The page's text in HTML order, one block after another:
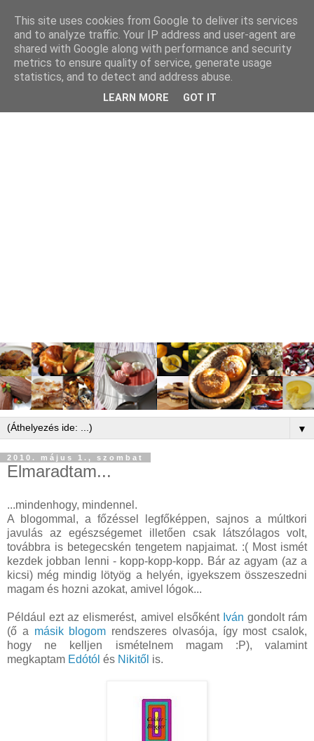
▼
2010. május 1., szombat
Elmaradtam...
...mindenhogy, mindennel.
A blogommal, a főzéssel legfőképpen, sajnos a múltkori
javulás az egészségemet illetően csak látszólagos volt,
továbbra is betegecskén tengetem napjaimat. :( Most ismét
kezdek jobban lenni - kopp-kopp-kopp. Bár az agyam (az a
kicsi) még mindig lötyög a helyén, igyekszem összeszedni
magam és hozni azokat, amivel lógok...
Például ezt az elismerést, amivel elsőként Iván gondolt rám
(ő a másik blogom rendszeres olvasója, így most csalok,
hogy ne kelljen ismételnem magam :P), valamint
megkaptam Edótól és Nikitől is.
This site uses cookies from Google to deliver its services
and to analyze traffic. Your IP address and user-agent are
shared with Google along with performance and security
metrics to ensure quality of service, generate usage
statistics, and to detect and address abuse.
LEARN MORE GOT IT